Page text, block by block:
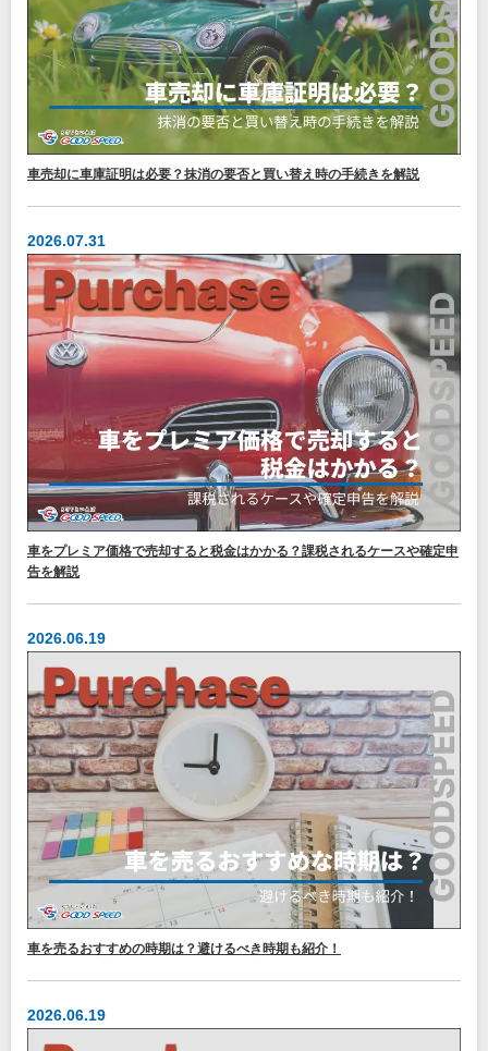
車売却に車庫証明は必要？抹消の要否と買い替え時の手続きを解説
2026.07.31
車をプレミア価格で売却すると税金はかかる？課税されるケースや確定申
告を解説
2026.06.19
車を売るおすすめの時期は？避けるべき時期も紹介！
2026.06.19